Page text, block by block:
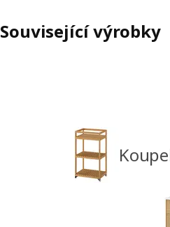
Související výrobky